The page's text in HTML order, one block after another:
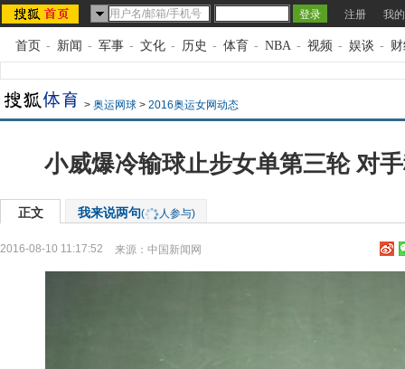
注册 我
首页 - 新闻 - 军事 - 文化 - 历史 - 体育 - NBA - 视频 - 娱谈 -
> 奥运网球 > 2016奥运女网动态
小威爆冷输球止步女单第三轮 对
正文 我来说两句( 人参与)
2016-08-10 11:17:52 来源： 中国新闻网